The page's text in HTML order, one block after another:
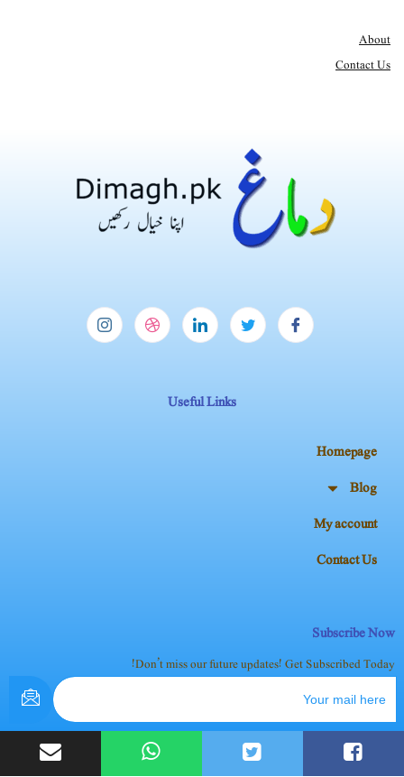
About
Contact Us
Useful Links
Homepage
Blog
My account
Contact Us
Subscribe Now
Don’t miss our future updates! Get Subscribed Today!